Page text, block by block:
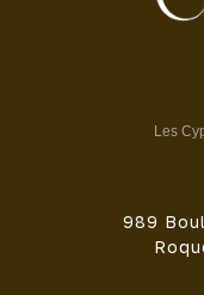
Les
989